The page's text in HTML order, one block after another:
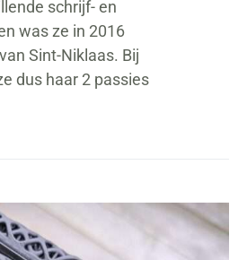
schrijf- en
was ze in 2016
Sint-Niklaas. Bij
dus haar 2 passies